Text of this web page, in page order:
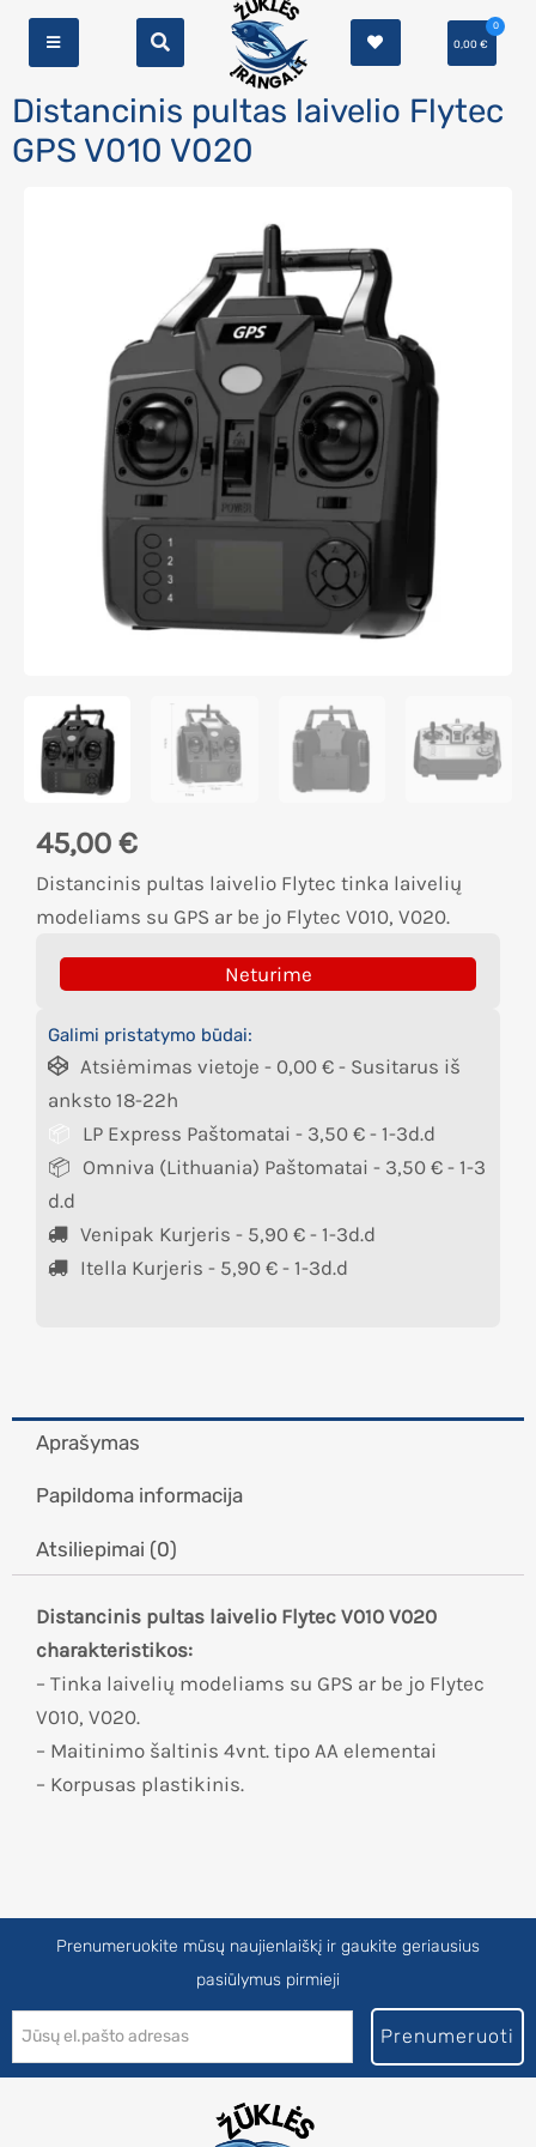
0,00€
0
Distancinis pultas laivelio Flytec
GPS V010 V020
45,00 €
Distancinis pultas laivelio Flytec tinka laivelių
modeliams su GPS ar be jo Flytec V010, V020.
Neturime
Galimi pristatymo būdai:
Atsiėmimas vietoje - 0,00 € - Susitarus iš
anksto 18-22h
LP Express Paštomatai - 3,50 € - 1-3d.d
Omniva (Lithuania) Paštomatai - 3,50 € - 1-3
d.d
Venipak Kurjeris - 5,90 € - 1-3d.d
Itella Kurjeris - 5,90 € - 1-3d.d
Aprašymas
Papildoma informacija
Atsiliepimai (0)
Distancinis pultas laivelio Flytec V010 V020
charakteristikos:
– Tinka laivelių modeliams su GPS ar be jo Flytec
V010, V020.
– Maitinimo šaltinis 4vnt. tipo AA elementai
– Korpusas plastikinis.
Prenumeruokite mūsų naujienlaiškį ir gaukite geriausius
pasiūlymus pirmieji
Prenumeruoti